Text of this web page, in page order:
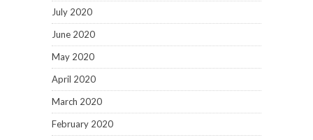
July 2020
June 2020
May 2020
April 2020
March 2020
February 2020